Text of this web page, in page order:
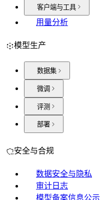
客户端与工具
用量分析
模型生产
数据集
微调
评测
部署
安全与合规
数据安全与隐私
审计日志
模型备案信息公示